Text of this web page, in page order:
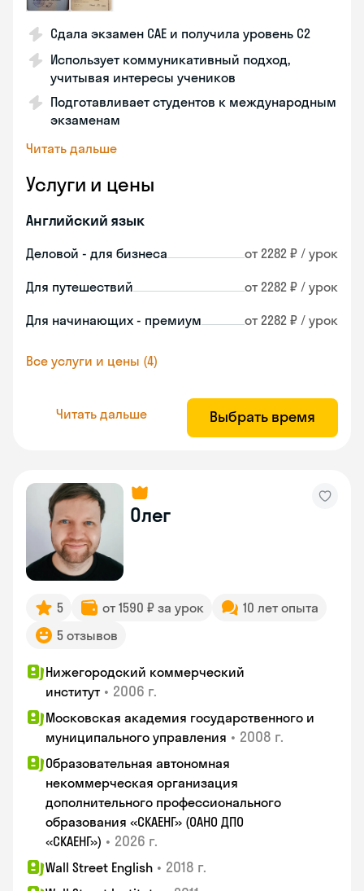
Сдала экзамен CAE и получила уровень С2
Использует коммуникативный подход,
учитывая интересы учеников
Подготавливает студентов к международным
экзаменам
Читать дальше
Услуги и цены
Английский язык
Деловой - для бизнеса от 2282 ₽ / урок
Для путешествий от 2282 ₽ / урок
Для начинающих - премиум от 2282 ₽ / урок
Все услуги и цены (4)
Читать дальше Выбрать время
Олег
5 от 1590 ₽ за урок
10 лет опыта
5 отзывов
Нижегородский коммерческий
институт • 2006 г.
Московская академия государственного и
муниципального управления • 2008 г.
Образовательная автономная
некоммерческая организация
дополнительного профессионального
образования «СКАЕНГ» (ОАНО ДПО
«СКАЕНГ») • 2026 г.
Wall Street English • 2018 г.